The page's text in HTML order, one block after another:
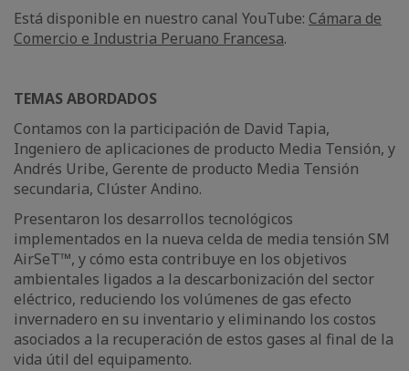
Está disponible en nuestro canal YouTube: Cámara de
Comercio e Industria Peruano Francesa.
TEMAS ABORDADOS
Contamos con la participación de David Tapia,
Ingeniero de aplicaciones de producto Media Tensión, y
Andrés Uribe, Gerente de producto Media Tensión
secundaria, Clúster Andino.
Presentaron los desarrollos tecnológicos
implementados en la nueva celda de media tensión SM
AirSeT™, y cómo esta contribuye en los objetivos
ambientales ligados a la descarbonización del sector
eléctrico, reduciendo los volúmenes de gas efecto
invernadero en su inventario y eliminando los costos
asociados a la recuperación de estos gases al final de la
vida útil del equipamento.